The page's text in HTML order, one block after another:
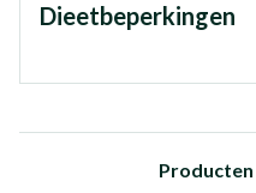
Dieetbeperkingen
Producten